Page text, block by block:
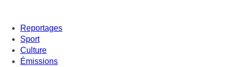
Reportages
Sport
Culture
Émissions